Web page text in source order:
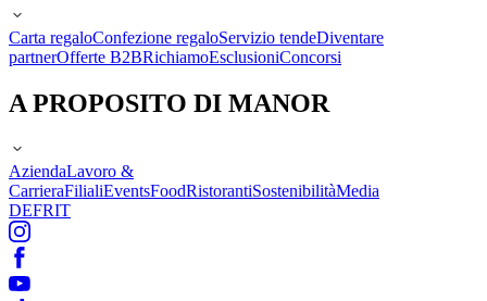
Carta regaloConfezione regaloServizio tendeDiventare
partnerOfferte B2BRichiamoEsclusioniConcorsi
A PROPOSITO DI MANOR
AziendaLavoro &
CarrieraFilialiEventsFoodRistorantiSostenibilitàMedia
DEFRIT